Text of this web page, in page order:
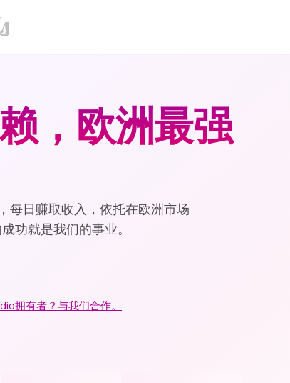
，欧洲最强
每日赚取收入，依托在欧洲市场
功就是我们的事业。
拥有者？与我们合作。